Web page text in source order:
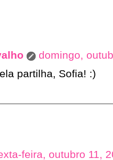
domingo,
partilha, Sofia! :)
feira, outubro 11,